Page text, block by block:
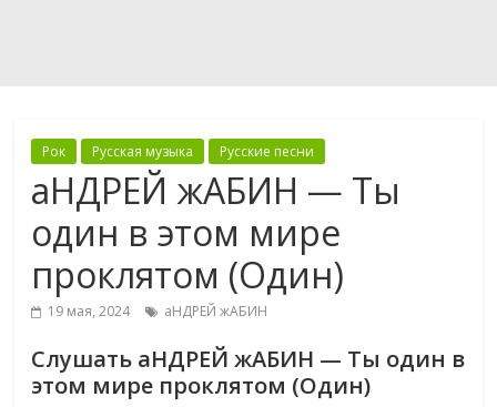
Рок Русская музыка Русские песни
аНДРЕЙ жАБИН — Ты
один в этом мире
проклятом (Один)
19 мая, 2024 аНДРЕЙ жАБИН
Слушать аНДРЕЙ жАБИН — Ты один в
этом мире проклятом (Один)